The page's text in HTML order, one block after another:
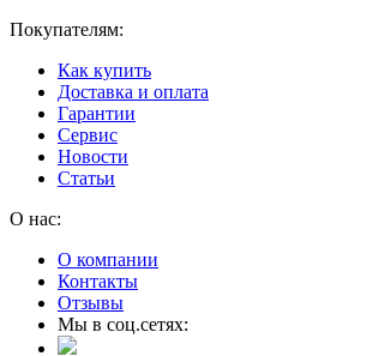
Покупателям:
Как купить
Доставка и оплата
Гарантии
Сервис
Новости
Статьи
О нас:
О компании
Контакты
Отзывы
Мы в соц.сетях: